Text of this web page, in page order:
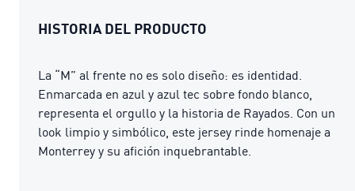
HISTORIA DEL PRODUCTO
La “M” al frente no es solo diseño: es identidad.
Enmarcada en azul y azul tec sobre fondo blanco,
representa el orgullo y la historia de Rayados. Con un
look limpio y simbólico, este jersey rinde homenaje a
Monterrey y su afición inquebrantable.